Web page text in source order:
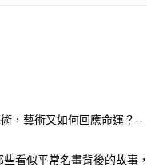
含以上)免運費
，藝術又如何回應命運？--
看似平常名畫背後的故事，